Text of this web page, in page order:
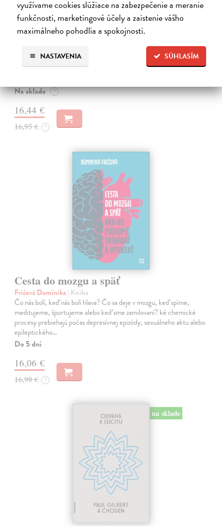
využívame cookies slúžiace na zabezpečenie a meranie
funkčnosti, marketingové účely a zaistenie vášho
maximálneho pohodlia a spokojnosti.
SÚHLASÍM
NASTAVENIA
Sociálne siete musia byť zničené
| Kniha
Sociálne siete nám ubližujú ako jednotlivcom a kazia medziľudské
vzťahy, rozkladajú spoločnosť a deformujú politiku. Máme sa horšie,
nerozumieme si a nedokážeme riešiť problémy, lebo sa nedokážeme
Na sklade ?
16,44 €
16,95 € ?
Cesta do mozgu a späť
Fričová Dominika| Kniha
Čo nás bolí, keď nás bolí hlava? Čo sa deje v mozgu, keď spíme,
meditujeme, športujeme alebo keď sme zamilovaní? ké chemické
procesy prebiehajú počas depresívnej epizódy, sexuálneho aktu alebo
epileptického…
Do 5 dní
16,06 €
16,90 € ?
na sklade